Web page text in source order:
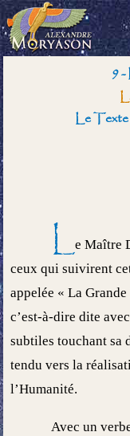
9 -
Le Texte
Le Maître
ceux qui suivirent
appelée « La
c’est-à-dire dite
subtiles touchant sa
tendu vers la
l’Humanité.
Avec un